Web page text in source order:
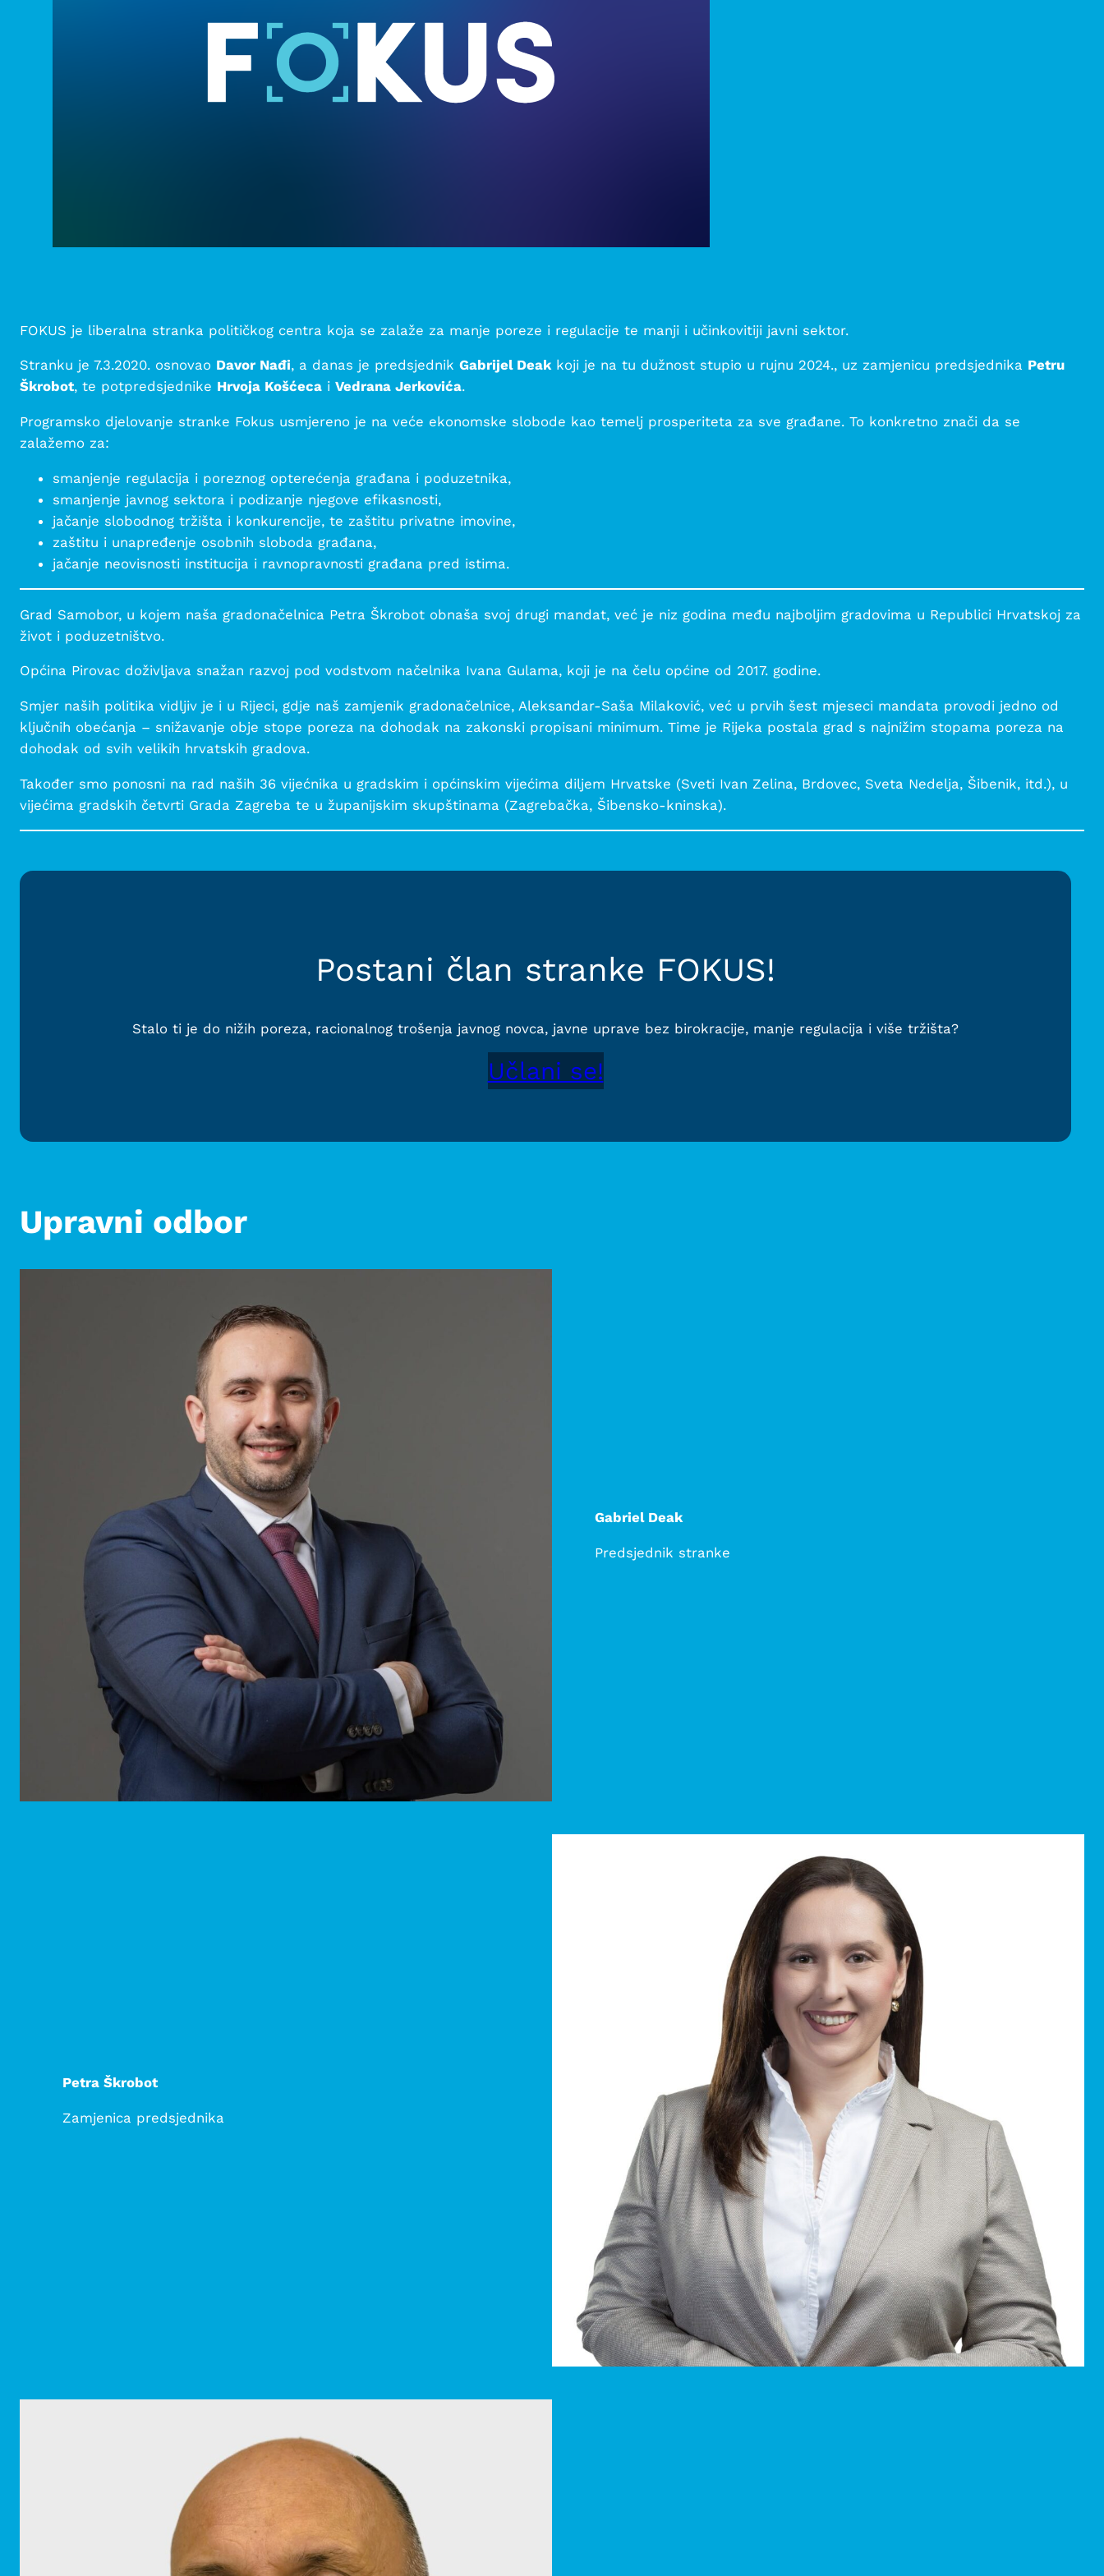
FOKUS je liberalna stranka političkog centra koja se zalaže za manje poreze i regulacije te manji i učinkovitiji javni sektor.
Stranku je 7.3.2020. osnovao Davor Nađi, a danas je predsjednik Gabrijel Deakkoji je na tu dužnost stupio u rujnu 2024., uz zamjenicu predsjednika Petru
Škrobot, te potpredsjednike Hrvoja Košćeca i Vedrana Jerkovića.
Programsko djelovanje stranke Fokus usmjereno je na veće ekonomske slobode kao temelj prosperiteta za sve građane. To konkretno znači da se
zalažemo za:
smanjenje regulacija i poreznog opterećenja građana i poduzetnika,
smanjenje javnog sektora i podizanje njegove efikasnosti,
jačanje slobodnog tržišta i konkurencije, te zaštitu privatne imovine,
zaštitu i unapređenje osobnih sloboda građana,
jačanje neovisnosti institucija i ravnopravnosti građana pred istima.
Grad Samobor, u kojem naša gradonačelnica Petra Škrobot obnaša svoj drugi mandat, već je niz godina među najboljim gradovima u Republici Hrvatskoj za
život i poduzetništvo.
Općina Pirovac doživljava snažan razvoj pod vodstvom načelnika Ivana Gulama, koji je na čelu općine od 2017. godine.
Smjer naših politika vidljiv je i u Rijeci, gdje naš zamjenik gradonačelnice, Aleksandar-Saša Milaković, već u prvih šest mjeseci mandata provodi jedno od
ključnih obećanja – snižavanje obje stope poreza na dohodak na zakonski propisani minimum. Time je Rijeka postala grad s najnižim stopama poreza na
dohodak od svih velikih hrvatskih gradova.
Također smo ponosni na rad naših 36 vijećnika u gradskim i općinskim vijećima diljem Hrvatske (Sveti Ivan Zelina, Brdovec, Sveta Nedelja, Šibenik, itd.), u
vijećima gradskih četvrti Grada Zagreba te u županijskim skupštinama (Zagrebačka, Šibensko-kninska).
Postani član stranke FOKUS!
Stalo ti je do nižih poreza, racionalnog trošenja javnog novca, javne uprave bez birokracije, manje regulacija i više tržišta?
Učlani se!
Upravni odbor
Gabriel Deak
Predsjednik stranke
Petra Škrobot
Zamjenica predsjednika